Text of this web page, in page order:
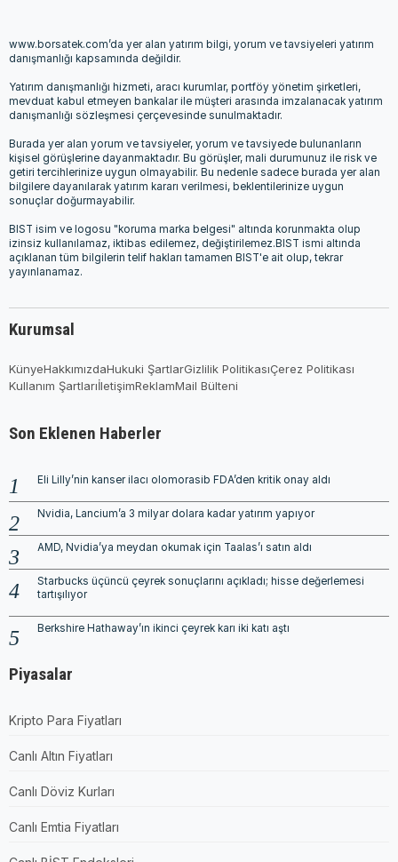
www.borsatek.com’da yer alan yatırım bilgi, yorum ve tavsiyeleri yatırım
danışmanlığı kapsamında değildir.
Yatırım danışmanlığı hizmeti, aracı kurumlar, portföy yönetim şirketleri,
mevduat kabul etmeyen bankalar ile müşteri arasında imzalanacak yatırım
danışmanlığı sözleşmesi çerçevesinde sunulmaktadır.
Burada yer alan yorum ve tavsiyeler, yorum ve tavsiyede bulunanların
kişisel görüşlerine dayanmaktadır. Bu görüşler, mali durumunuz ile risk ve
getiri tercihlerinize uygun olmayabilir. Bu nedenle sadece burada yer alan
bilgilere dayanılarak yatırım kararı verilmesi, beklentilerinize uygun
sonuçlar doğurmayabilir.
BIST isim ve logosu "koruma marka belgesi" altında korunmakta olup
izinsiz kullanılamaz, iktibas edilemez, değiştirilemez.BIST ismi altında
açıklanan tüm bilgilerin telif hakları tamamen BIST'e ait olup, tekrar
yayınlanamaz.
Kurumsal
KünyeHakkımızdaHukuki ŞartlarGizlilik PolitikasıÇerez Politikası
Kullanım ŞartlarıİletişimReklamMail Bülteni
Son Eklenen Haberler
Eli Lilly’nin kanser ilacı olomorasib FDA’den kritik onay aldı
Nvidia, Lancium’a 3 milyar dolara kadar yatırım yapıyor
AMD, Nvidia’ya meydan okumak için Taalas’ı satın aldı
Starbucks üçüncü çeyrek sonuçlarını açıkladı; hisse değerlemesi
tartışılıyor
Berkshire Hathaway’ın ikinci çeyrek karı iki katı aştı
Piyasalar
Kripto Para Fiyatları
Canlı Altın Fiyatları
Canlı Döviz Kurları
Canlı Emtia Fiyatları